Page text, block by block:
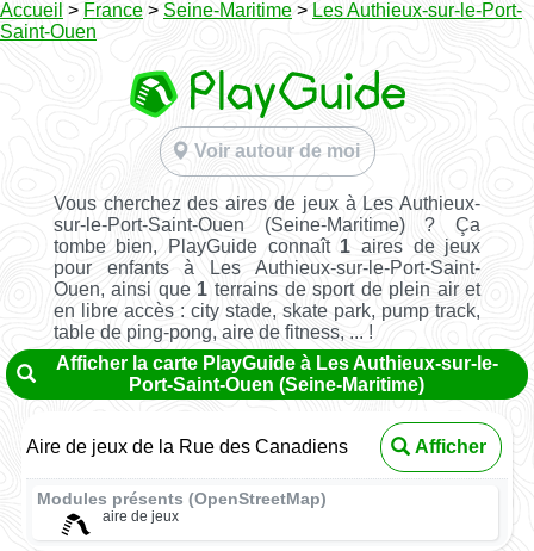
Accueil > France > Seine-Maritime > Les Authieux-sur-le-Port-
Saint-Ouen
Voir autour de moi
Vous cherchez des aires de jeux à Les Authieux-
sur-le-Port-Saint-Ouen (Seine-Maritime) ? Ça
tombe bien, PlayGuide connaît 1 aires de jeux
pour enfants à Les Authieux-sur-le-Port-Saint-
Ouen, ainsi que 1 terrains de sport de plein air et
en libre accès : city stade, skate park, pump track,
table de ping-pong, aire de fitness, ... !
Afficher la carte PlayGuide à Les Authieux-sur-le-
Port-Saint-Ouen (Seine-Maritime)
Aire de jeux de la Rue des Canadiens Afficher
Modules présents (OpenStreetMap)
aire de jeux